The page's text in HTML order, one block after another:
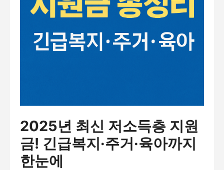
2025년 최신 저소득층 지원
금! 긴급복지·주거·육아까지
한눈에